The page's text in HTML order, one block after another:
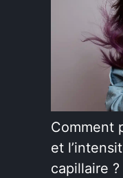
Comment
et
capillaire ?